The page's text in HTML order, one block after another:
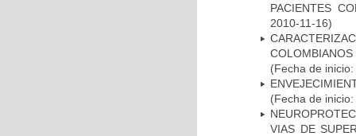
PACIENTES
2010-11-16)
(Fecha de
(Fecha de
VIAS DE